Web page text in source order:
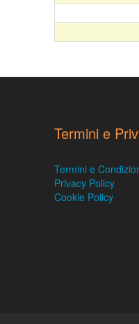
Termini e
Termini e
Privacy Policy
Cookie Policy